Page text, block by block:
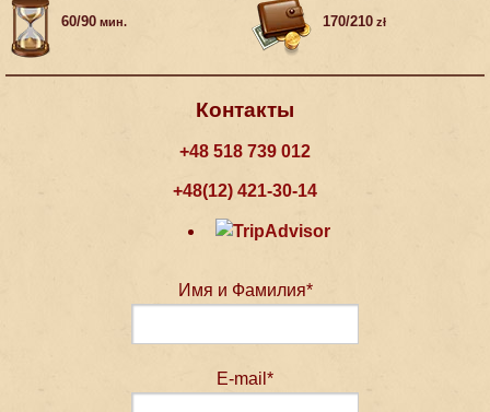
60/90 мин. 170/210 zł
Контакты
+48 518 739 012
+48(12) 421-30-14
Имя и Фамилия*
E-mail*